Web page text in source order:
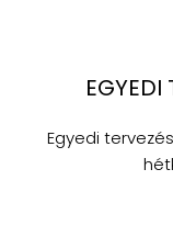
EGYEDI
Egyedi